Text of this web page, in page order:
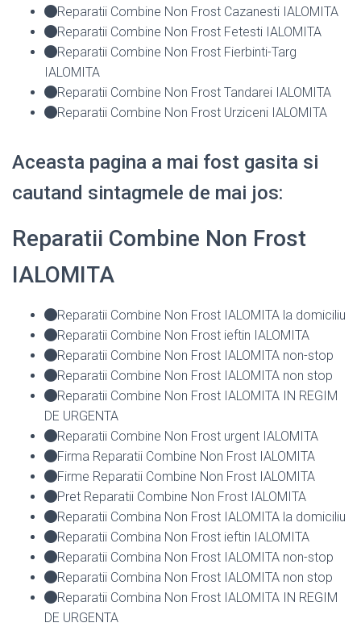
Reparatii Combine Non Frost Cazanesti IALOMITA
Reparatii Combine Non Frost Fetesti IALOMITA
Reparatii Combine Non Frost Fierbinti-Targ
IALOMITA
Reparatii Combine Non Frost Tandarei IALOMITA
Reparatii Combine Non Frost Urziceni IALOMITA
Aceasta pagina a mai fost gasita si
cautand sintagmele de mai jos:
Reparatii Combine Non Frost
IALOMITA
Reparatii Combine Non Frost IALOMITA la domiciliu
Reparatii Combine Non Frost ieftin IALOMITA
Reparatii Combine Non Frost IALOMITA non-stop
Reparatii Combine Non Frost IALOMITA non stop
Reparatii Combine Non Frost IALOMITA IN REGIM
DE URGENTA
Reparatii Combine Non Frost urgent IALOMITA
Firma Reparatii Combine Non Frost IALOMITA
Firme Reparatii Combine Non Frost IALOMITA
Pret Reparatii Combine Non Frost IALOMITA
Reparatii Combina Non Frost IALOMITA la domiciliu
Reparatii Combina Non Frost ieftin IALOMITA
Reparatii Combina Non Frost IALOMITA non-stop
Reparatii Combina Non Frost IALOMITA non stop
Reparatii Combina Non Frost IALOMITA IN REGIM
DE URGENTA